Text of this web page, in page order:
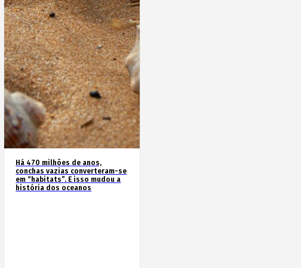
Há 470 milhões de anos,
conchas vazias converteram-se
em “habitats”. E isso mudou a
história dos oceanos